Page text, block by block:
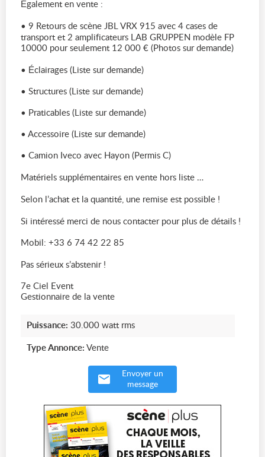
Également en vente :
• 9 Retours de scène JBL VRX 915 avec 4 cases de
transport et 2 amplificateurs LAB GRUPPEN modèle FP
10000 pour seulement 12 000 € (Photos sur demande)
• Éclairages (Liste sur demande)
• Structures (Liste sur demande)
• Praticables (Liste sur demande)
• Accessoire (Liste sur demande)
• Camion Iveco avec Hayon (Permis C)
Matériels supplémentaires en vente hors liste …
Selon l’achat et la quantité, une remise est possible !
Si intéressé merci de nous contacter pour plus de détails !
Mobil: +33 6 74 42 22 85
Pas sérieux s’abstenir !
7e Ciel Event
Gestionnaire de la vente
Puissance: 30.000 watt rms
Type Annonce: Vente
Envoyer un
message